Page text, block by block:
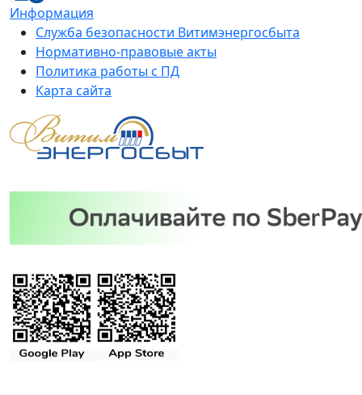
Информация
Служба безопасности Витимэнергосбыта
Нормативно-правовые акты
Политика работы с ПД
Карта сайта